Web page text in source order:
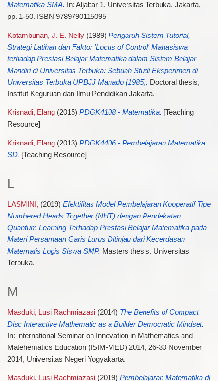
Matematika SMA. In: Aljabar 1. Universitas Terbuka, Jakarta,
pp. 1-50. ISBN 9789790115095
Kotambunan, J. E. Nelly(1989) Pengaruh Sistem Tutorial,
Strategi Latihan dan Faktor 'Locus of Control' Mahasiswa
terhadap Prestasi Belajar Matematika dalam Sistem Belajar
Mandiri di Universitas Terbuka: Sebuah Studi Eksperimen di
Universitas Terbuka UPBJJ Manado (1985). Doctoral thesis,
Institut Keguruan dan Ilmu Pendidikan Jakarta.
Krisnadi, Elang(2015) PDGK4108 - Matematika. [Teaching
Resource]
Krisnadi, Elang(2013) PDGK4406 - Pembelajaran Matematika
SD. [Teaching Resource]
L
LASMINI, (2019) Efektifitas Model Pembelajaran Kooperatif Tipe
Numbered Heads Together (NHT) dengan Pendekatan
Quantum Learning Terhadap Prestasi Belajar Matematika pada
Materi Persamaan Garis Lurus Ditinjau dari Kecerdasan
Matematis Logis Siswa SMP. Masters thesis, Universitas
Terbuka.
M
Masduki, Lusi Rachmiazasi(2014) The Benefits of Compact
Disc Interactive Mathematic as a Builder Democratic Mindset.
In: International Seminar on Innovation in Mathematics and
Matehematics Education (ISIM-MED) 2014, 26-30 November
2014, Universitas Negeri Yogyakarta.
Masduki, Lusi Rachmiazasi(2019) Pembelajaran Matematika di